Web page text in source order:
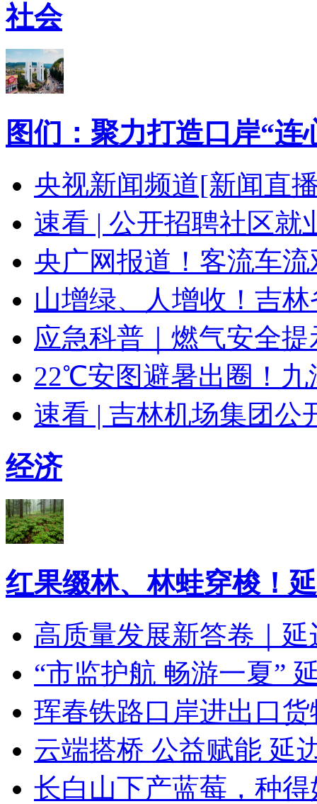
社会
图们：聚力打造口岸“连
央视新闻频道[新闻直
速看 | 公开招聘社区
央广网报道！客流车
山增绿、人增收！吉
应急科普｜燃气安全提
22℃安图避暑出圈！九
速看 | 吉林机场集团
经济
红果缀林、林蛙穿梭！
高质量发展新答卷｜
“市监护航 畅游一夏”
珲春铁路口岸进出口
云端搭桥 公益赋能 延
长白山下产蓝莓，种